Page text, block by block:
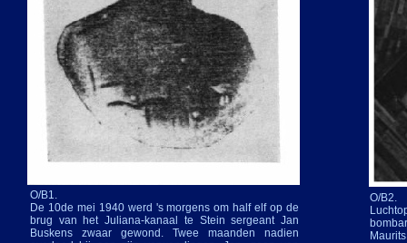
O/B1.
De 10de mei 1940 werd 's morgens om half elf op de
brug van het Juliana-kanaal te Stein sergeant Jan
Buskens zwaar gewond. Twee maanden nadien
O/B2.